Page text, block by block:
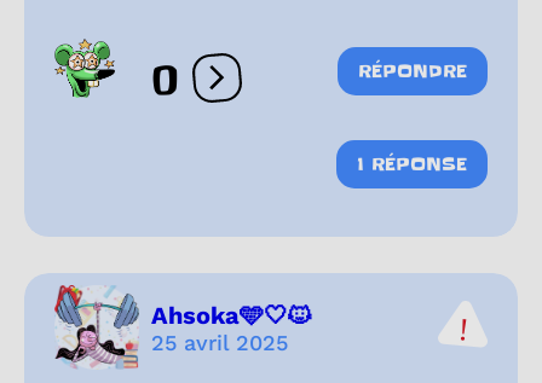
0 Ouvrir les réactions
RÉPONDRE
1 RÉPONSE
Ahsoka🩵🤍🐱
25 avril 2025